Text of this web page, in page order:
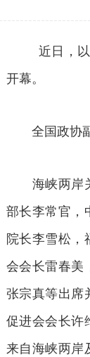
近日，以“
开幕。
全国政协副
海峡两岸关
部长李常官，
院长李雪松，
会会长雷春美
张宗真等出席
促进会会长许
来自海峡两岸